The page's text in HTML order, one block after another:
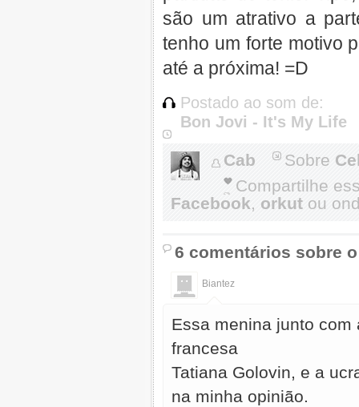
são um atrativo a
tenho um forte motivo
até a próxima! =D
Postado ao som de:
Bon Jovi - It's My Life
Cab Sobre
Compartilhe
Facebook, orkut ou
6 comentários sobre
Biantez
Essa menina junto
francesa
Tatiana Golovin, e a
na minha opinião.